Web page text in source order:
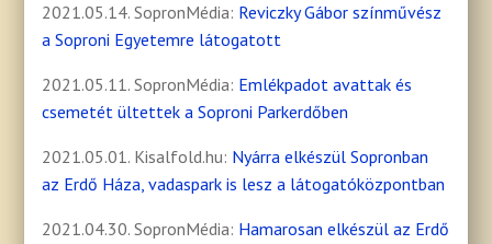
2021.05.14. SopronMédia: Reviczky Gábor színművész
a Soproni Egyetemre látogatott
2021.05.11. SopronMédia: Emlékpadot avattak és
csemetét ültettek a Soproni Parkerdőben
2021.05.01. Kisalfold.hu: Nyárra elkészül Sopronban
az Erdő Háza, vadaspark is lesz a látogatóközpontban
2021.04.30. SopronMédia: Hamarosan elkészül az Erdő